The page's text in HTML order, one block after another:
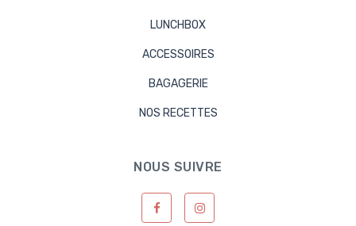
LUNCHBOX
ACCESSOIRES
BAGAGERIE
NOS RECETTES
NOUS SUIVRE